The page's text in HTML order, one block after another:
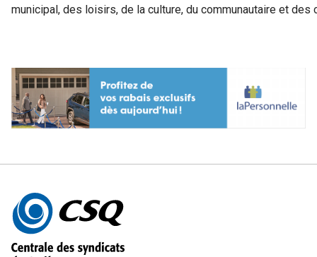
municipal, des loisirs, de la culture, du communautaire et des
Autres
informations